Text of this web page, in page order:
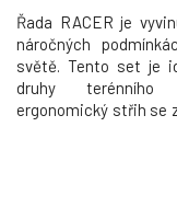
Řada RACER je
náročných
světě. Tento set je
druhy terénního
ergonomický střih se